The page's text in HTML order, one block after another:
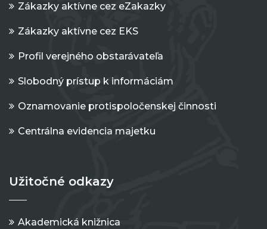
Zákazky aktívne cez eZakazky
Zákazky aktívne cez EKS
Profil verejného obstarávateľa
Slobodný prístup k informáciám
Oznamovanie protispoločenskej činnosti
Centrálna evidencia majetku
Užitočné odkazy
Akademická knižnica